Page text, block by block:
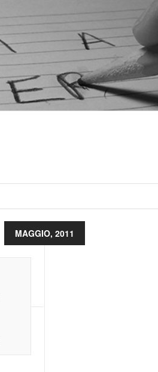
MAGGIO, 2011